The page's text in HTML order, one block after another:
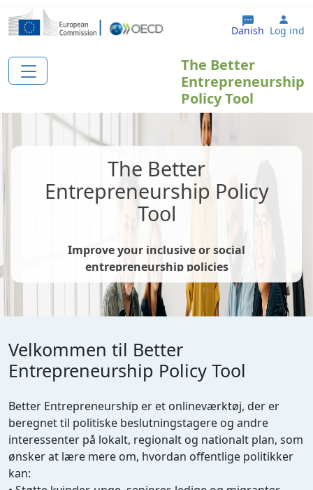
Gå til hovedindhold
Danish Log ind
The Better
Entrepreneurship
Policy Tool
The Better
Entrepreneurship Policy
Tool
Improve your inclusive or social
entrepreneurship policies
Velkommen til Better
Entrepreneurship Policy Tool
Better Entrepreneurship er et onlineværktøj, der er
beregnet til politiske beslutningstagere og andre
interessenter på lokalt, regionalt og nationalt plan, som
ønsker at lære mere om, hvordan offentlige politikker
kan: